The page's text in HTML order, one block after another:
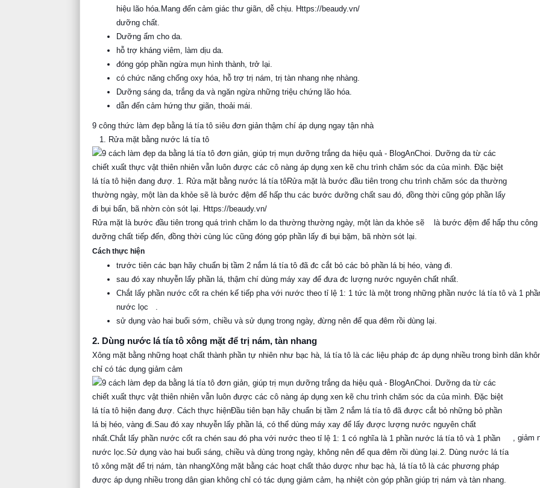
dưỡng chất.
Dưỡng ẩm cho da.
hỗ trợ kháng viêm, làm dịu da.
đóng góp phần ngừa mụn hình thành, trở lại.
có chức năng chống oxy hóa, hỗ trợ trị nám, trị tàn nhang nhẹ nhàng.
Dưỡng sáng da, trắng da và ngăn ngừa những triệu chứng lão hóa.
dẫn đến cảm hứng thư giãn, thoải mái.
9 công thức làm đẹp bằng lá tía tô siêu đơn giản thậm chí áp dụng ngay tận nhà
1. Rửa mặt bằng nước lá tía tô
Rửa mặt là bước đầu tiên trong quá trình chăm lo da thường thường ngày, một làn da khỏe sẽ
là bước đệm để hấp thu công
dưỡng chất tiếp đến, đồng thời cùng lúc cũng đóng góp phần lấy đi bụi bặm, bã nhờn sót lại.
Cách thực hiện
trước tiên các bạn hãy chuẩn bị tầm 2 nắm lá tía tô đã đc cắt bỏ các bỏ phần lá bị héo, vàng đi.
sau đó xay nhuyễn lấy phần lá, thậm chí dùng máy xay để đưa đc lượng nước nguyên chất nhất.
Chắt lấy phần nước cốt ra chén kế tiếp pha với nước theo tỉ lệ 1: 1 tức là một trong những phần nước lá tía tô và 1
nước lọc
.
sử dụng vào hai buổi sớm, chiều và sử dụng trong ngày, đừng nên để qua đêm rồi dùng lại.
2. Dùng nước lá tía tô xông mặt để trị nám, tàn nhang
Xông mặt bằng những hoạt chất thành phần tự nhiên như bạc hà, lá tía tô là các liệu pháp đc áp dụng nhiều trong bình dân
chỉ có tác dụng giảm cảm
, giảm